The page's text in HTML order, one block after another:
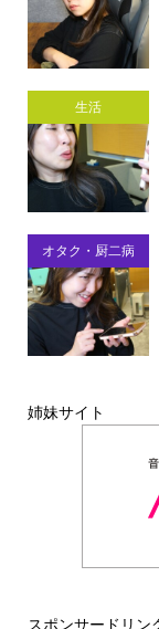
生活
オタク・厨二病
姉妹サイト
スポンサードリン